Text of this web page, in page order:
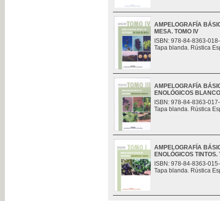
AMPELOGRAFÍA
MESA. TOMO IV
ISBN: 978-84-8363-
Tapa blanda. Rústica
AMPELOGRAFÍA
ENOLÓGICOS
ISBN: 978-84-8363-
Tapa blanda. Rústica
AMPELOGRAFÍA
ENOLÓGICOS TINTOS.
ISBN: 978-84-8363-
Tapa blanda. Rústica